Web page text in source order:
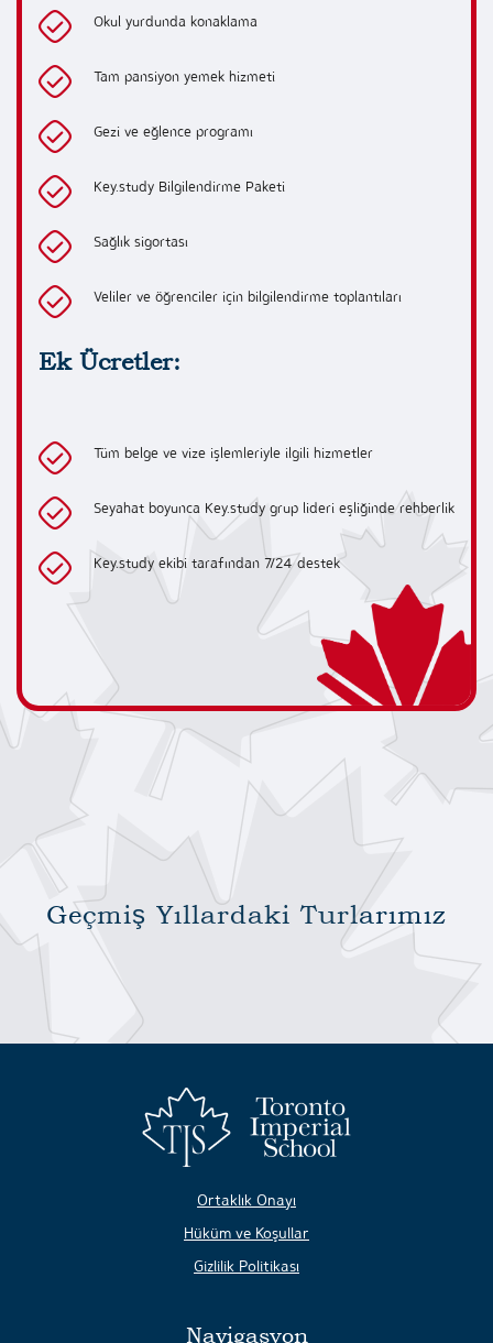
Okul yurdunda konaklama
Tam pansiyon yemek hizmeti
Gezi ve eğlence programı
Key.study Bilgilendirme Paketi
Sağlık sigortası
Veliler ve öğrenciler için bilgilendirme toplantıları
Ek Ücretler:
Tüm belge ve vize işlemleriyle ilgili hizmetler
Seyahat boyunca Key.study grup lideri eşliğinde rehberlik
Key.study ekibi tarafından 7/24 destek
Geçmiş Yıllardaki Turlarımız
Ortaklık Onayı
Hüküm ve Koşullar
Gizlilik Politikası
Navigasyon